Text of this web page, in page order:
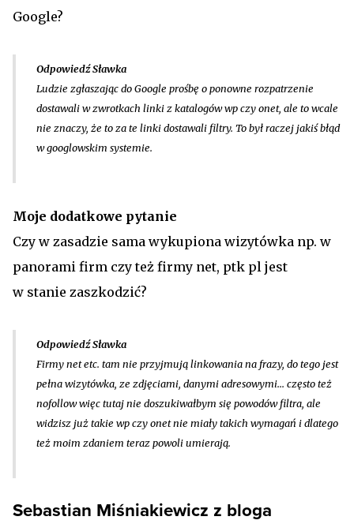
Google?
Odpowiedź Sławka
Ludzie zgłaszając do Google prośbę o ponowne rozpatrzenie
dostawali w zwrotkach linki z katalogów wp czy onet, ale to wcale
nie znaczy, że to za te linki dostawali filtry. To był raczej jakiś błąd
w googlowskim systemie.
Moje dodatkowe pytanie
Czy w zasadzie sama wykupiona wizytówka np. w
panorami firm czy też firmy net, ptk pl jest
w stanie zaszkodzić?
Odpowiedź Sławka
Firmy net etc. tam nie przyjmują linkowania na frazy, do tego jest
pełna wizytówka, ze zdjęciami, danymi adresowymi... często też
nofollow więc tutaj nie doszukiwałbym się powodów filtra, ale
widzisz już takie wp czy onet nie miały takich wymagań i dlatego
też moim zdaniem teraz powoli umierają.
Sebastian Miśniakiewicz z bloga